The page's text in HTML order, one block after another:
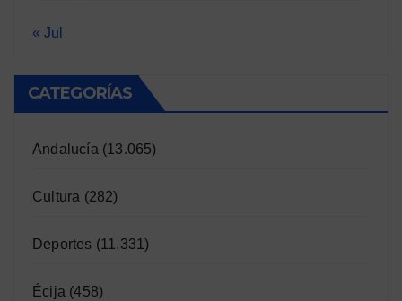
« Jul
CATEGORÍAS
Andalucía (13.065)
Cultura (282)
Deportes (11.331)
Écija (458)